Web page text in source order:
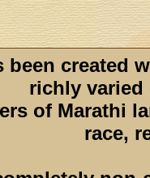
been created
richly varied
of Marathi
race,